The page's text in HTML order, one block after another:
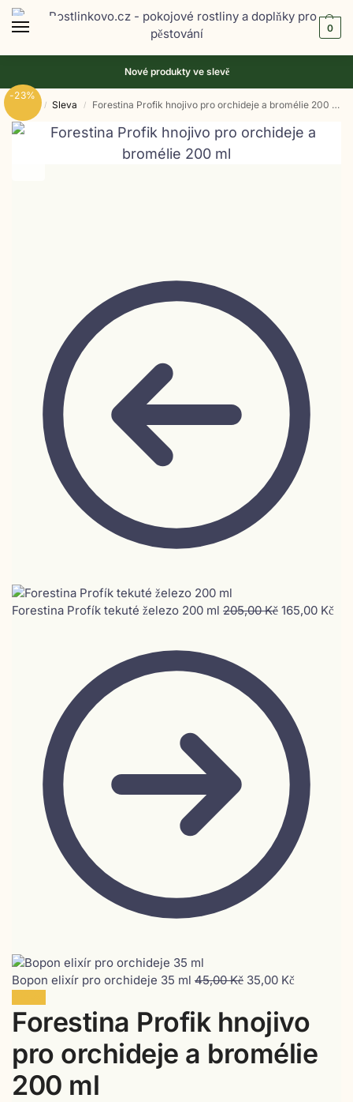
0
Nové produkty ve slevě
/ Sleva / Forestina Profik hnojivo pro orchideje a bromélie 200 ml
Forestina Profík tekuté železo 200 ml 205,00Kč 165,00 Kč
Bopon elixír pro orchideje 35 ml 45,00Kč 35,00 Kč
Forestina Profik hnojivo
pro orchideje a bromélie
200 ml
-23%